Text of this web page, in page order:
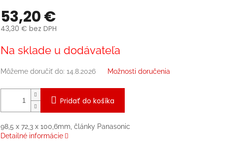
53,20 €
43,30 € bez DPH
cena:
Na sklade u dodávateľa
Môžeme doručiť do: 14.8.2026 Možnosti doručenia
Pridať do košíka
98,5 x 72,3 x 100,6mm, články Panasonic
Detailné informácie